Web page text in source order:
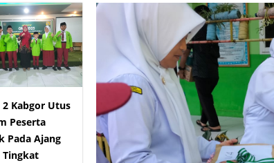
2 Kabgor Utus
Peserta
Pada Ajang
Tingkat